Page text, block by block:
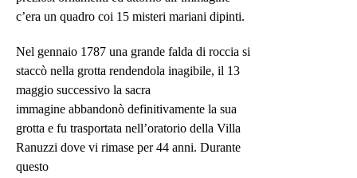
c’era un quadro coi 15 misteri mariani dipinti.
Nel gennaio 1787 una grande falda di roccia si
staccò nella grotta rendendola inagibile, il 13
maggio successivo la sacra
immagine abbandonò definitivamente la sua
grotta e fu trasportata nell’oratorio della Villa
Ranuzzi dove vi rimase per 44 anni. Durante
questo